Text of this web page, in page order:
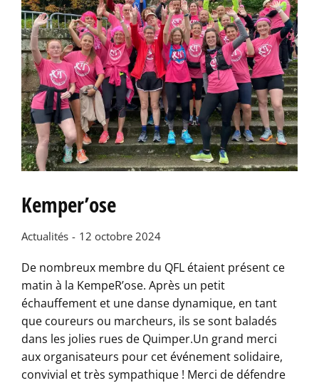
Kemper’ose
Actualités 12 octobre 2024
De nombreux membre du QFL étaient présent ce
matin à la KempeR’ose. Après un petit
échauffement et une danse dynamique, en tant
que coureurs ou marcheurs, ils se sont baladés
dans les jolies rues de Quimper.Un grand merci
aux organisateurs pour cet événement solidaire,
convivial et très sympathique ! Merci de défendre